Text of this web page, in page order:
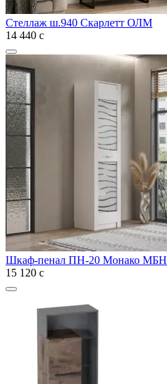
Стеллаж ш.940 Скарлетт ОЛМ
14 440 с
Шкаф-пенал ПН-20 Монако МБН
15 120 с